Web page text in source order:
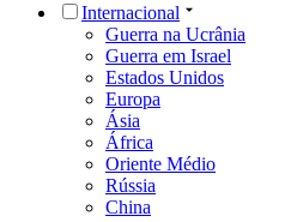
Internacional
Guerra na Ucrânia
Guerra em Israel
Estados Unidos
Europa
Ásia
África
Oriente Médio
Rússia
China